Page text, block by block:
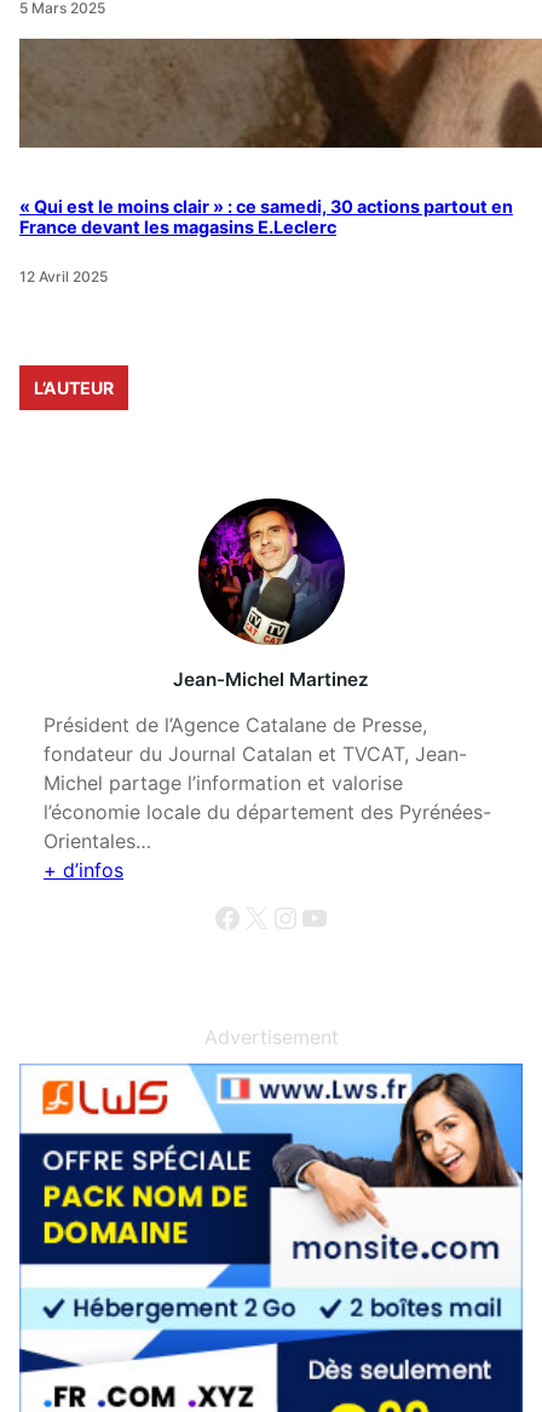
5 Mars 2025
« Qui est le moins clair » : ce samedi, 30 actions partout en
France devant les magasins E.Leclerc
12 Avril 2025
L’AUTEUR
Jean-Michel Martinez
Président de l’Agence Catalane de Presse,
fondateur du Journal Catalan et TVCAT, Jean-
Michel partage l’information et valorise
l’économie locale du département des Pyrénées-
Orientales…
+ d’infos
Facebook X Instagram YouTube
Advertisement